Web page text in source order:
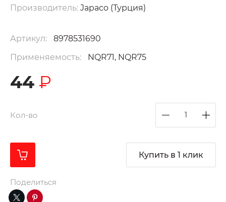
Производитель: Japaco (Турция)
Артикул:
8978531690
Применяемость:
NQR71, NQR75
44 ₽
Кол-во
Купить в 1 клик
Поделиться